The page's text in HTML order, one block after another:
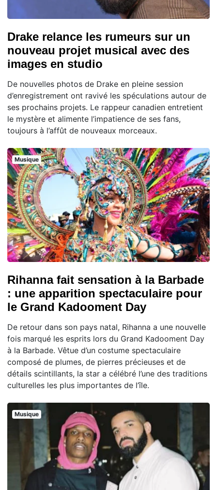
Drake relance les rumeurs sur un
nouveau projet musical avec des
images en studio
De nouvelles photos de Drake en pleine session
d’enregistrement ont ravivé les spéculations autour de
ses prochains projets. Le rappeur canadien entretient
le mystère et alimente l’impatience de ses fans,
toujours à l’affût de nouveaux morceaux.
Musique
Rihanna fait sensation à la Barbade
: une apparition spectaculaire pour
le Grand Kadooment Day
De retour dans son pays natal, Rihanna a une nouvelle
fois marqué les esprits lors du Grand Kadooment Day
à la Barbade. Vêtue d’un costume spectaculaire
composé de plumes, de pierres précieuses et de
détails scintillants, la star a célébré l’une des traditions
culturelles les plus importantes de l’île.
Musique